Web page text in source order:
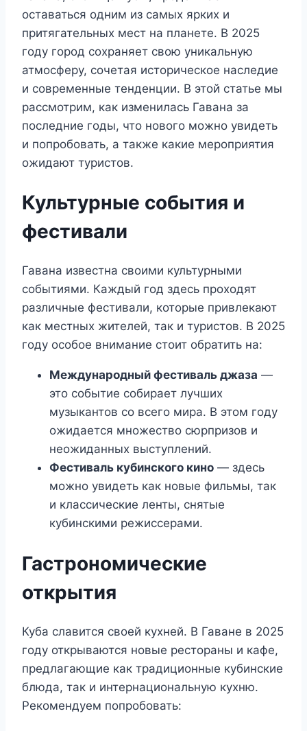
оставаться одним из самых ярких и
притягательных мест на планете. В 2025
году город сохраняет свою уникальную
атмосферу, сочетая историческое наследие
и современные тенденции. В этой статье мы
рассмотрим, как изменилась Гавана за
последние годы, что нового можно увидеть
и попробовать, а также какие мероприятия
ожидают туристов.
Культурные события и
фестивали
Гавана известна своими культурными
событиями. Каждый год здесь проходят
различные фестивали, которые привлекают
как местных жителей, так и туристов. В 2025
году особое внимание стоит обратить на:
Международный фестиваль джаза —
это событие собирает лучших
музыкантов со всего мира. В этом году
ожидается множество сюрпризов и
неожиданных выступлений.
Фестиваль кубинского кино — здесь
можно увидеть как новые фильмы, так
и классические ленты, снятые
кубинскими режиссерами.
Гастрономические
открытия
Куба славится своей кухней. В Гаване в 2025
году открываются новые рестораны и кафе,
предлагающие как традиционные кубинские
блюда, так и интернациональную кухню.
Рекомендуем попробовать: